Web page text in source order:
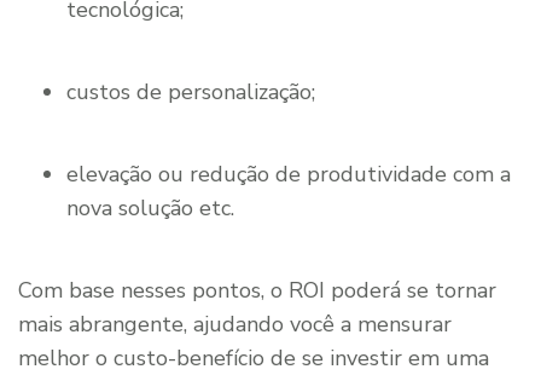
tecnológica;
custos de personalização;
elevação ou redução de produtividade com a
nova solução etc.
Com base nesses pontos, o ROI poderá se tornar
mais abrangente, ajudando você a mensurar
melhor o custo-benefício de se investir em uma